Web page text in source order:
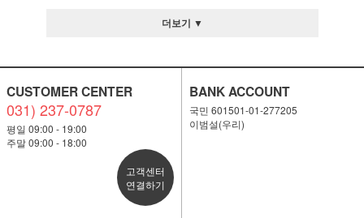
더보기 ▼
CUSTOMER CENTER
031) 237-0787
평일 09:00 - 19:00
주말 09:00 - 18:00
고객센터
연결하기
BANK ACCOUNT
국민 601501-01-277205
이범설(우리)